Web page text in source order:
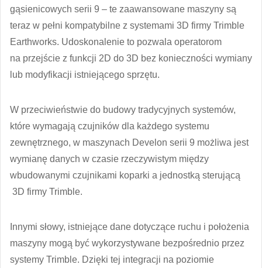
gąsienicowych serii 9 – te zaawansowane maszyny są
teraz w pełni kompatybilne z systemami 3D firmy Trimble
Earthworks. Udoskonalenie to pozwala operatorom
na przejście z funkcji 2D do 3D bez konieczności wymiany
lub modyfikacji istniejącego sprzętu.
W przeciwieństwie do budowy tradycyjnych systemów,
które wymagają czujników dla każdego systemu
zewnętrznego, w maszynach Develon serii 9 możliwa jest
wymianę danych w czasie rzeczywistym między
wbudowanymi czujnikami koparki a jednostką sterującą
3D firmy Trimble.
Innymi słowy, istniejące dane dotyczące ruchu i położenia
maszyny mogą być wykorzystywane bezpośrednio przez
systemy Trimble. Dzięki tej integracji na poziomie